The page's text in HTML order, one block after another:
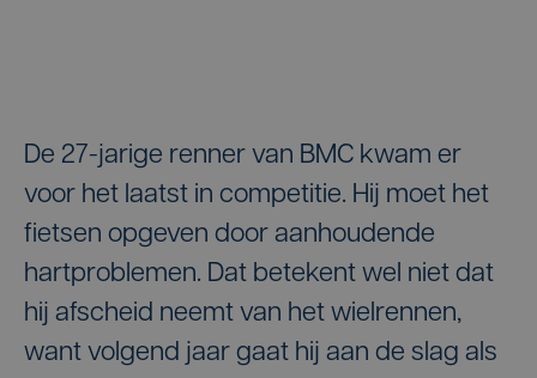
De 27-jarige renner van BMC kwam er
voor het laatst in competitie. Hij moet het
fietsen opgeven door aanhoudende
hartproblemen. Dat betekent wel niet dat
hij afscheid neemt van het wielrennen,
want volgend jaar gaat hij aan de slag als